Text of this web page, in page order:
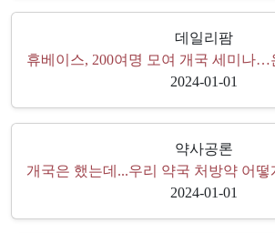
데일리팜
휴베이스, 200여명 모여 개국 세미나…
2024-01-01
약사공론
개국은 했는데...우리 약국 처방약 어떻
2024-01-01